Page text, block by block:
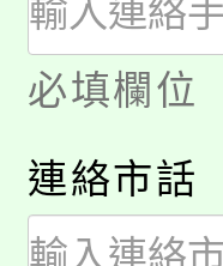
代理(
公告
代理(
轉知
《
程，
必填欄位
連絡市話